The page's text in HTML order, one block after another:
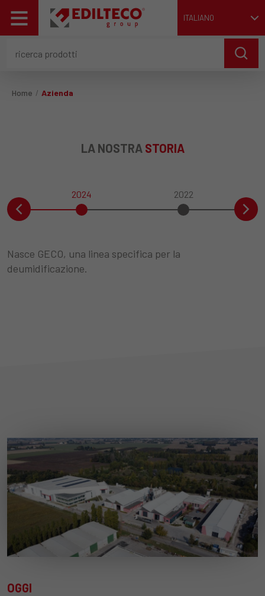
ITALIANO
Home Azienda
LA NOSTRA STORIA
2024 2022
Nasce GECO, una linea specifica per la
deumidificazione.
OGGI